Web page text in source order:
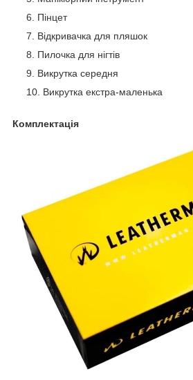
Пінцет
Відкривачка для пляшок
Пилочка для нігтів
Викрутка середня
Викрутка екстра-маленька
Комплектація